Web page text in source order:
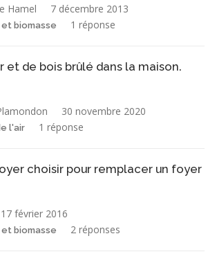
Hamel 7 décembre 2013
et biomasse 1 réponse
et de bois brûlé dans la maison.
30 novembre 2020
l'air 1 réponse
choisir pour remplacer un foyer
17 février 2016
et biomasse 2 réponses